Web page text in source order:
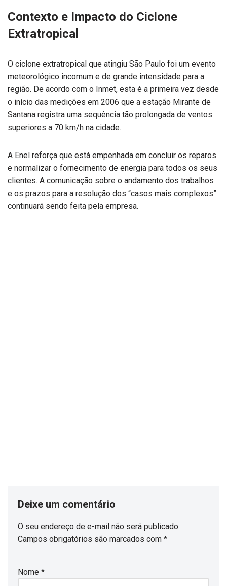
Contexto e Impacto do Ciclone
Extratropical
O ciclone extratropical que atingiu São Paulo foi um evento
meteorológico incomum e de grande intensidade para a
região. De acordo com o Inmet, esta é a primeira vez desde
o início das medições em 2006 que a estação Mirante de
Santana registra uma sequência tão prolongada de ventos
superiores a 70 km/h na cidade.
A Enel reforça que está empenhada em concluir os reparos
e normalizar o fornecimento de energia para todos os seus
clientes. A comunicação sobre o andamento dos trabalhos
e os prazos para a resolução dos “casos mais complexos”
continuará sendo feita pela empresa.
Deixe um comentário
O seu endereço de e-mail não será publicado.
Campos obrigatórios são marcados com *
Nome *